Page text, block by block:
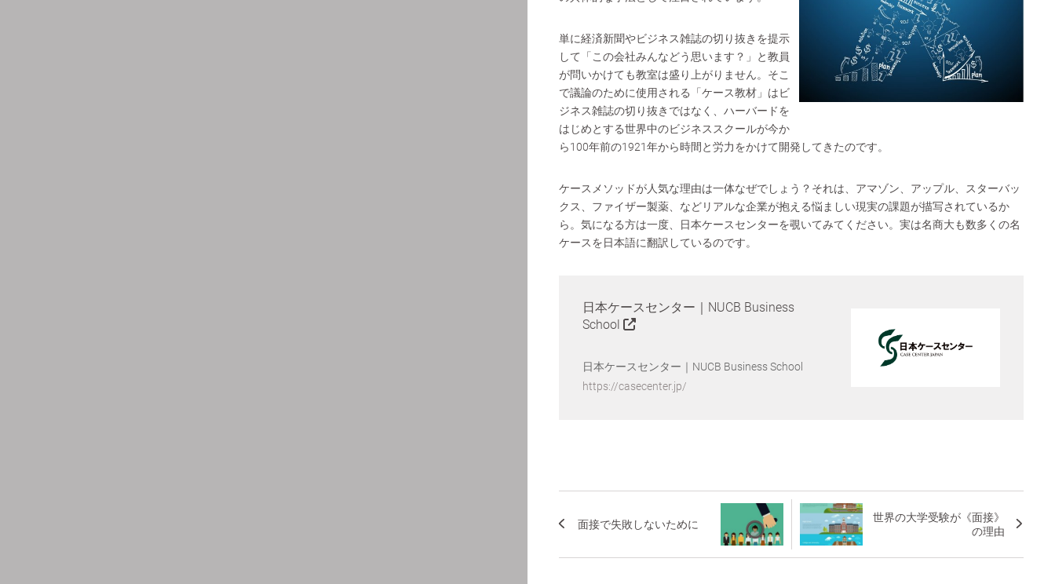
単に経済新聞やビジネス雑誌の切り抜きを提示
して「この会社みんなどう思います？」と教員
が問いかけても教室は盛り上がりません。そこ
で議論のために使用される「ケース教材」はビ
ジネス雑誌の切り抜きではなく、ハーバードを
はじめとする世界中のビジネススクールが今か
ら100年前の1921年から時間と労力をかけて開発してきたのです。
ケースメソッドが人気な理由は一体なぜでしょう？それは、アマゾン、アップル、スターバッ
クス、ファイザー製薬、などリアルな企業が抱える悩ましい現実の課題が描写されているか
ら。気になる方は一度、日本ケースセンターを覗いてみてください。実は名商大も数多くの名
ケースを日本語に翻訳しているのです。
日本ケースセンター｜NUCB Business
School
日本ケースセンター｜NUCB Business School
https://casecenter.jp/
面接で失敗しないために
世界の大学受験が《面接》
の理由